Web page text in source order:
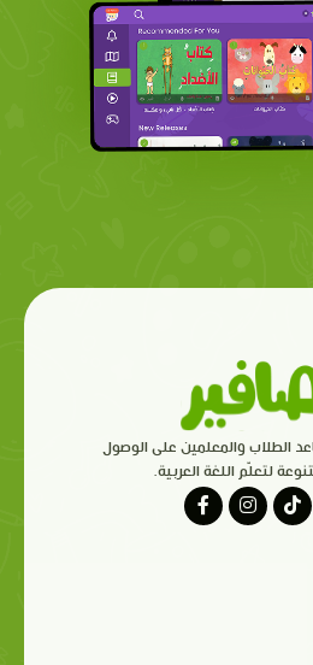
الطلاب والمعلمين على الوصول
لتعلّم اللغة العربية.